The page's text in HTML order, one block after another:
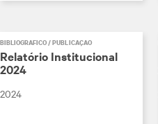
BIBLIOGRÁFICO / PUBLICAÇÃO
Relatório Institucional
2024
2024